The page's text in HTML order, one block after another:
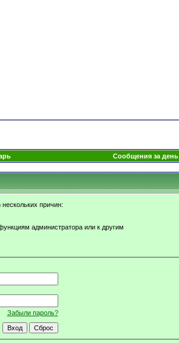
Сообщения за день
причин:
администратора или к другим
Забыли пароль?